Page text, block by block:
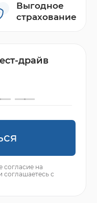
Выгодное
страхование
драйв
согласие на
соглашаетесь с